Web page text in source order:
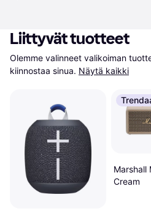
Liittyvät tuotteet
Olemme valinneet valikoiman
kiinnostaa sinua. Näytä kaikki
Marshall
Cream